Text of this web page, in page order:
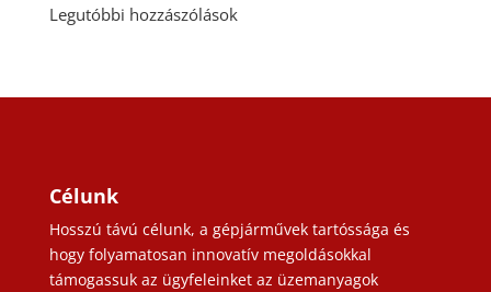
Legutóbbi hozzászólások
Célunk
Hosszú távú célunk, a gépjárművek tartóssága és
hogy folyamatosan innovatív megoldásokkal
támogassuk az ügyfeleinket az üzemanyagok